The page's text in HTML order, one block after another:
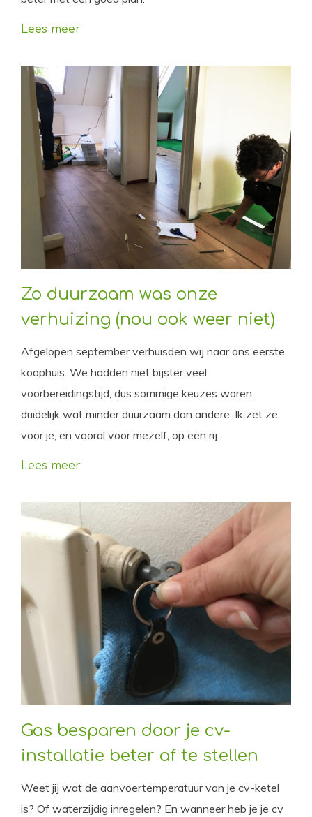
Lees meer
Zo duurzaam was onze
verhuizing (nou ook weer niet)
Afgelopen september verhuisden wij naar ons eerste
koophuis. We hadden niet bijster veel
voorbereidingstijd, dus sommige keuzes waren
duidelijk wat minder duurzaam dan andere. Ik zet ze
voor je, en vooral voor mezelf, op een rij.
Lees meer
Gas besparen door je cv-
installatie beter af te stellen
Weet jij wat de aanvoertemperatuur van je cv-ketel
is? Of waterzijdig inregelen? En wanneer heb je je cv